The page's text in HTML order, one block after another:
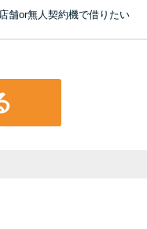
相談よ
店舗or無人契約機で借りたい